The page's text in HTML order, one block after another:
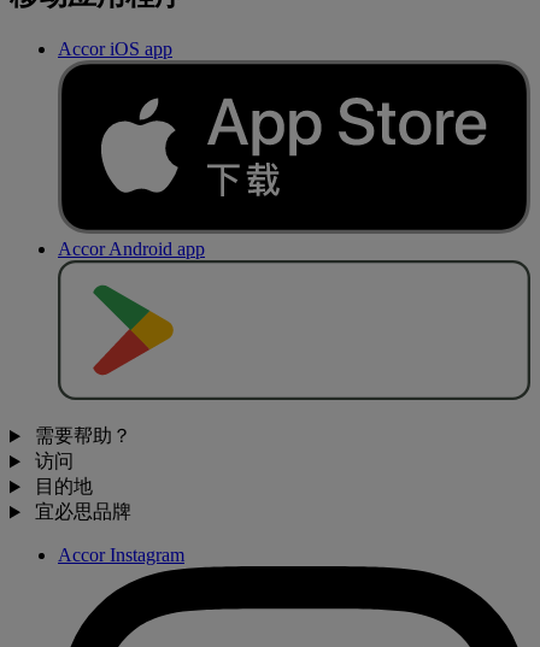
Accor iOS app
Accor Android app
需要帮助？
访问
目的地
宜必思品牌
Accor Instagram